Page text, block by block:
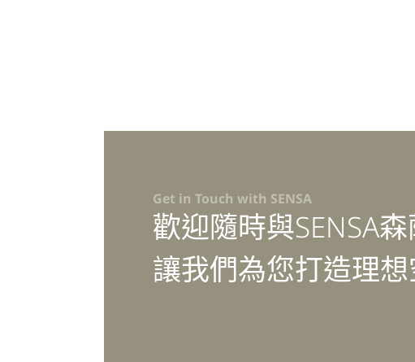
Get in Touch with SENSA
歡迎隨時與SENSA
讓我們為您打造理想